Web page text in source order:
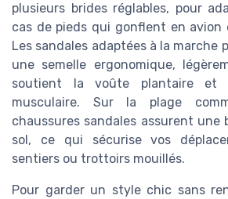
plusieurs brides réglables, pour
cas de pieds qui gonflent en avion
Les sandales adaptées à la marche
une semelle ergonomique,
soutient la voûte plantaire et
musculaire. Sur la plage
chaussures sandales assurent une
sol, ce qui sécurise vos
sentiers ou trottoirs mouillés.
Pour garder un style chic sans